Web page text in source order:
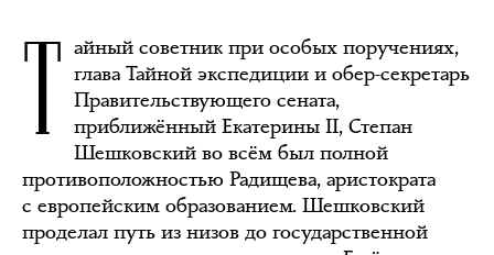
Т айный советник при особых поручениях,
глава Тайной экспедиции и обер-секретарь
Правительствующего сената,
приближённый Екатерины II, Степан
Шешковский во всём был полной
противоположностью Радищева, аристократа
с европейским образованием. Шешковский
проделал путь из низов до государственной